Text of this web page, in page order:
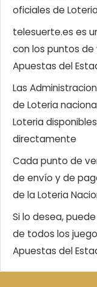
oficiales de
telesuerte.es es
con los puntos
Apuestas del
Las
de Loteria
Loteria
directamente
Cada punto de
de envío y de
de la Loteria
Si lo desea,
de todos los
Apuestas del